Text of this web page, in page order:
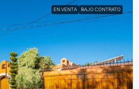
EN VENTA BAJO CONTRATO